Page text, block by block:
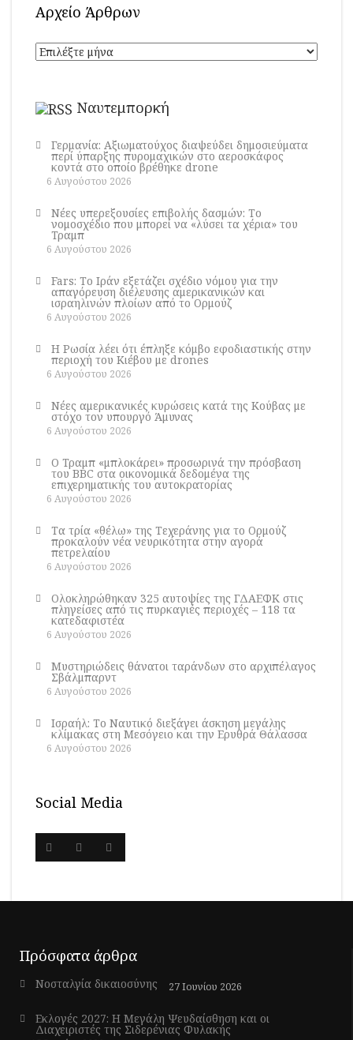
Αρχείο Άρθρων
Αρχείο
Άρθρων
Ναυτεμπορκή
Γερμανία: Αξιωματούχος διαψεύδει δημοσιεύματα
περί ύπαρξης πυρομαχικών στο αεροσκάφος
κοντά στο οποίο βρέθηκε drone
6 Αυγούστου 2026
Νέες υπερεξουσίες επιβολής δασμών: Το
νομοσχέδιο που μπορεί να «λύσει τα χέρια» του
Τραμπ
6 Αυγούστου 2026
Fars: Το Ιράν εξετάζει σχέδιο νόμου για την
απαγόρευση διέλευσης αμερικανικών και
ισραηλινών πλοίων από το Ορμούζ
6 Αυγούστου 2026
Η Ρωσία λέει ότι έπληξε κόμβο εφοδιαστικής στην
περιοχή του Κιέβου με drones
6 Αυγούστου 2026
Νέες αμερικανικές κυρώσεις κατά της Κούβας με
στόχο τον υπουργό Άμυνας
6 Αυγούστου 2026
Ο Τραμπ «μπλοκάρει» προσωρινά την πρόσβαση
του BBC στα οικονομικά δεδομένα της
επιχερηματικής του αυτοκρατορίας
6 Αυγούστου 2026
Τα τρία «θέλω» της Τεχεράνης για το Ορμούζ
προκαλούν νέα νευρικότητα στην αγορά
πετρελαίου
6 Αυγούστου 2026
Ολοκληρώθηκαν 325 αυτοψίες της ΓΔΑΕΦΚ στις
πληγείσες από τις πυρκαγιές περιοχές – 118 τα
κατεδαφιστέα
6 Αυγούστου 2026
Μυστηριώδεις θάνατοι ταράνδων στο αρχιπέλαγος
Σβάλμπαρντ
6 Αυγούστου 2026
Ισραήλ: Το Ναυτικό διεξάγει άσκηση μεγάλης
κλίμακας στη Μεσόγειο και την Ερυθρά Θάλασσα
6 Αυγούστου 2026
Social Media
Πρόσφατα άρθρα
Νοσταλγία δικαιοσύνης 27 Ιουνίου 2026
Εκλογές 2027: Η Μεγάλη Ψευδαίσθηση και οι
Διαχειριστές της Σιδερένιας Φυλακής